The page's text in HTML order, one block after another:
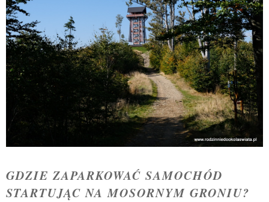
GDZIE ZAPARKOWAĆ SAMOCHÓD
STARTUJĄC NA MOSORNYM GRONIU?